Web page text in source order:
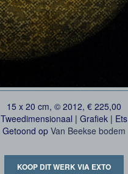
15 x 20 cm, © 2012, € 225,00
Tweedimensionaal | Grafiek | Ets
Getoond op Van Beekse bodem
KOOP DIT WERK VIA EXTO